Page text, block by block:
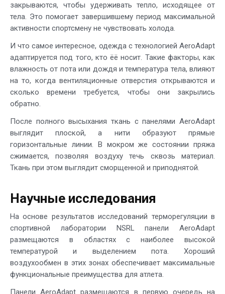
закрываются, чтобы удерживать тепло, исходящее от
тела. Это помогает завершившему период максимальной
активности спортсмену не чувствовать холода.
И что самое интересное, одежда с технологией AeroAdapt
адаптируется под того, кто ёё носит. Такие факторы, как
влажность от пота или дождя и температура тела, влияют
на то, когда вентиляционные отверстия открываются и
сколько времени требуется, чтобы они закрылись
обратно.
После полного высыхания ткань с панелями AeroAdapt
выглядит плоской, а нити образуют прямые
горизонтальные линии. В мокром же состоянии пряжа
сжимается, позволяя воздуху течь сквозь материал.
Ткань при этом выглядит сморщенной и приподнятой.
Научные исследования
На основе результатов исследований терморегуляции в
спортивной лаборатории NSRL панели AeroAdapt
размещаются в областях с наиболее высокой
температурой и выделением пота. Хороший
воздухообмен в этих зонах обеспечивает максимальные
функциональные преимущества для атлета.
Панели AeroAdapt размещаются в первую очередь на